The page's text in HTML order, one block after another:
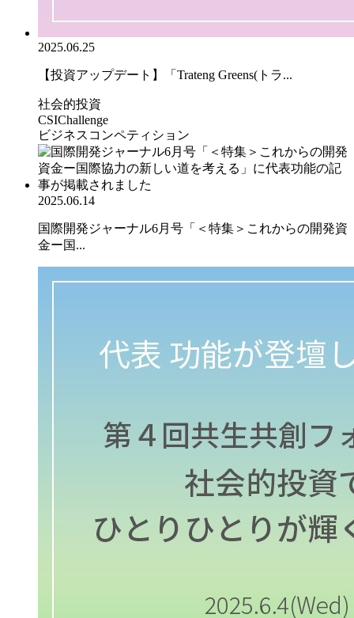
2025.06.25
【投資アップデート】「Trateng Greens(トラ...
社会的投資
CSIChallenge
ビジネスコンペティション
2025.06.14
国際開発ジャーナル6月号「＜特集＞これからの開発資
金ー国...